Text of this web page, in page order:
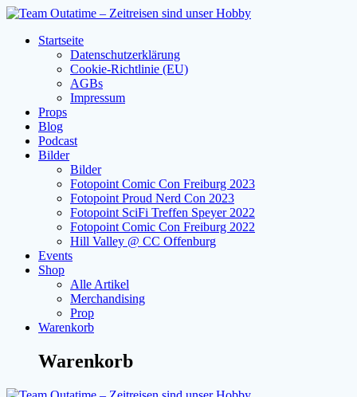
Zum
springenStartseite
Datenschutzerklärung
Cookie-Richtlinie (EU)
AGBs
Impressum
Props
Blog
Podcast
Bilder
Bilder
Fotopoint Comic Con Freiburg 2023
Fotopoint Proud Nerd Con 2023
Fotopoint SciFi Treffen Speyer 2022
Fotopoint Comic Con Freiburg 2022
Hill Valley @ CC Offenburg
Events
Shop
Alle Artikel
Merchandising
Prop
Warenkorb
Warenkorb